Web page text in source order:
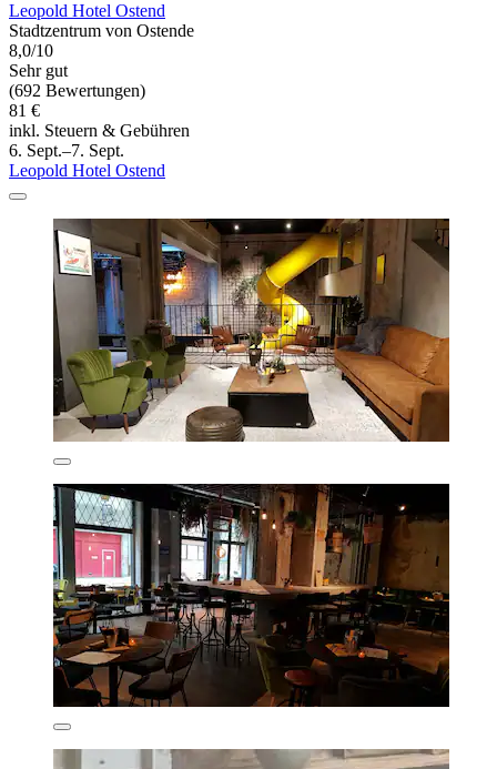
Leopold Hotel Ostend
Stadtzentrum von Ostende
8,0/10
Sehr gut
(692 Bewertungen)
81 €
inkl. Steuern & Gebühren
6. Sept.–7. Sept.
Leopold Hotel Ostend